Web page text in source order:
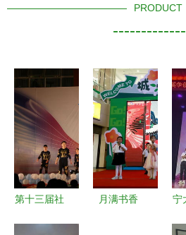
PRODUCT
第十三届社
月满书香
宁